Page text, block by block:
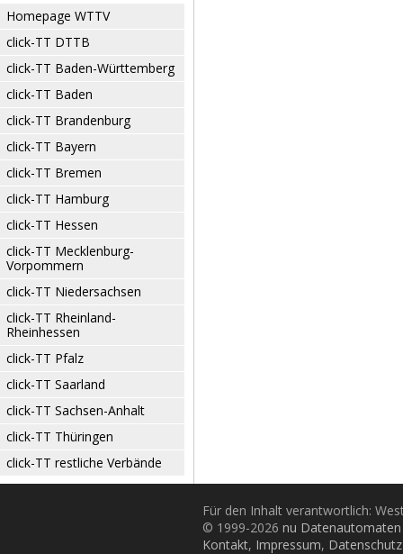
Homepage WTTV
click-TT DTTB
click-TT Baden-Württemberg
click-TT Baden
click-TT Brandenburg
click-TT Bayern
click-TT Bremen
click-TT Hamburg
click-TT Hessen
click-TT Mecklenburg-
Vorpommern
click-TT Niedersachsen
click-TT Rheinland-
Rheinhessen
click-TT Pfalz
click-TT Saarland
click-TT Sachsen-Anhalt
click-TT Thüringen
click-TT restliche Verbände
Für den Inhalt verantwortlich:
© 1999-2026 nu
Kontakt, Impressum, Datenschutz